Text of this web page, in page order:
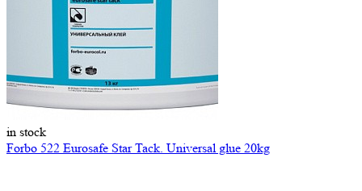
in stock
Forbo 522 Eurosafe Star Tack. Universal glue 20kg